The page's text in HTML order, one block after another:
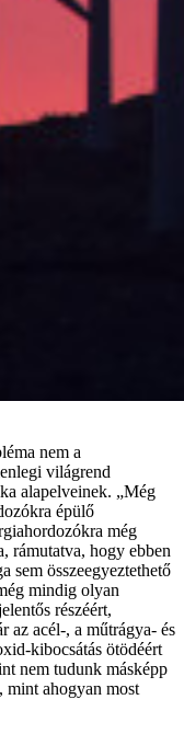
nem a
világrend
alapelveinek. „Még
épülő
még
rámutatva, hogy ebben
sem összeegyeztethető
mindig olyan
részéért,
az acél-, a műtrágya- és
kibocsátás ötödéért
nem tudunk másképp
mint ahogyan most